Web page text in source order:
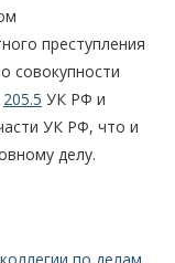
преступления
совокупности
205.5 УК РФ и
УК РФ, что и
делу.
по делам